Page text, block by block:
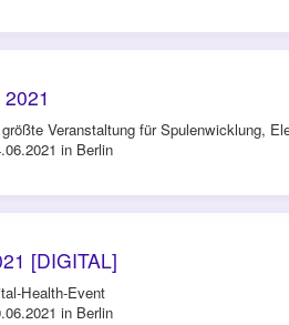
Veranstaltung für Spulenwicklung,
in Berlin
[DIGITAL]
Health-Event
in Berlin